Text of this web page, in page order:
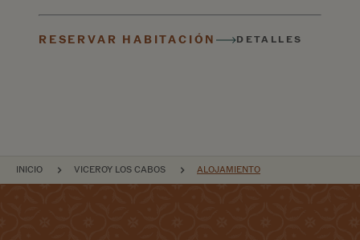
RESERVAR HABITACIÓN DETALLES
NAVEGACIÓN POR EL SITIO
INICIO VICEROY LOS CABOS ALOJAMIENTO